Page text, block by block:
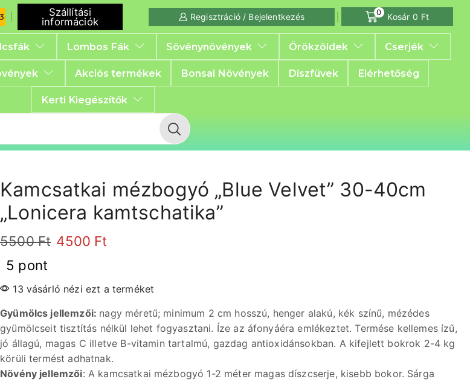
6792
Szállítási
információk
Regisztráció / Bejelentkezés 0 Kosár 0 Ft
Lombos Fák Sövénynövények Örökzöldek Cserjék
Akciós termékek Bonsai Növények Díszfüvek Elérhetőség
Kerti Kiegészítők
Kamcsatkai mézbogyó „Blue Velvet” 30-40cm
„Lonicera kamtschatika”
5500Ft 4500 Ft
5 pont
13 vásárló nézi ezt a terméket
Gyümölcs jellemzői: nagy méretű; minimum 2 cm hosszú, henger alakú, kék színű, mézédes
gyümölcseit tisztítás nélkül lehet fogyasztani. Íze az áfonyáéra emlékeztet. Termése kellemes ízű,
jó állagú, magas C illetve B-vitamin tartalmú, gazdag antioxidánsokban. A kifejlett bokrok 2-4 kg
körüli termést adhatnak.
Növény jellemzői: A kamcsatkai mézbogyó 1-2 méter magas díszcserje, kisebb bokor. Sárga